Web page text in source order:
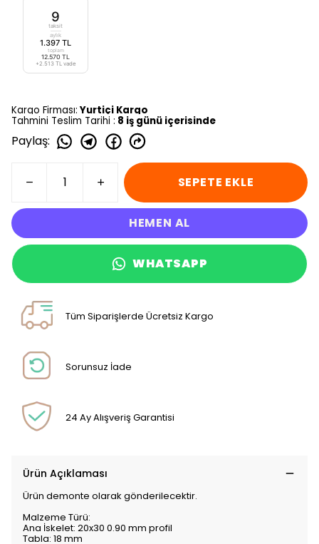
9
taksit
aylık
1.397 TL
toplam
12.570 TL
+2.513 TL vade
Kargo Firması: Yurtiçi Kargo
Tahmini Teslim Tarihi : 8 iş günü içerisinde
Paylaş:
SEPETE EKLE
HEMEN AL
WHATSAPP
Tüm Siparişlerde Ücretsiz Kargo
Sorunsuz İade
24 Ay Alışveriş Garantisi
Ürün Açıklaması
Ürün demonte olarak gönderilecektir.
Malzeme Türü:
Ana İskelet: 20x30 0.90 mm profil
Tabla: 18 mm